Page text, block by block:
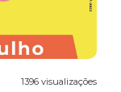
1396 visualizações